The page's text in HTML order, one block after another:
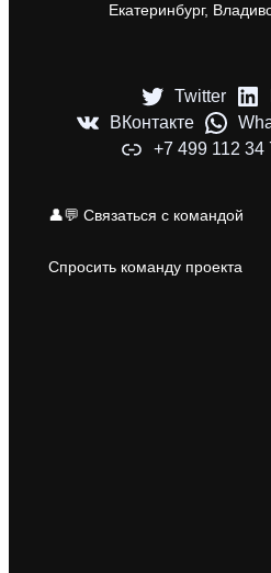
Екатеринбург,
Twitter
ВКонтакте
+7 499 112 34
👤💬 Связаться с командой
Спросить команду проекта